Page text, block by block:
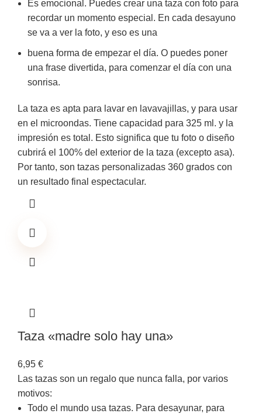
Es emocional. Puedes crear una taza con foto para
recordar un momento especial. En cada desayuno
se va a ver la foto, y eso es una
buena forma de empezar el día. O puedes poner
una frase divertida, para comenzar el día con una
sonrisa.
La taza es apta para lavar en lavavajillas, y para usar
en el microondas. Tiene capacidad para 325 ml. y la
impresión es total. Esto significa que tu foto o diseño
cubrirá el 100% del exterior de la taza (excepto asa).
Por tanto, son tazas personalizadas 360 grados con
un resultado final espectacular.
Taza «madre solo hay una»
6,95 €
Las tazas son un regalo que nunca falla, por varios
motivos:
Todo el mundo usa tazas. Para desayunar, para